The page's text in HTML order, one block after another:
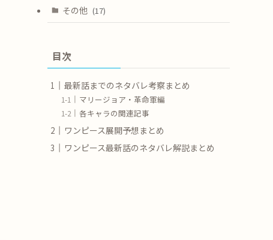
その他 (17)
目次
最新話までのネタバレ考察まとめ
マリージョア・革命軍編
各キャラの関連記事
ワンピース展開予想まとめ
ワンピース最新話のネタバレ解説まとめ